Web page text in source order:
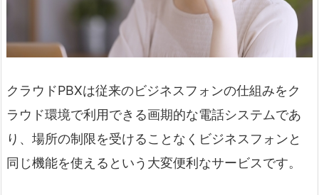
クラウドPBXは従来のビジネスフォンの仕組みをク
ラウド環境で利用できる画期的な電話システムであ
り、場所の制限を受けることなくビジネスフォンと
同じ機能を使えるという大変便利なサービスです。